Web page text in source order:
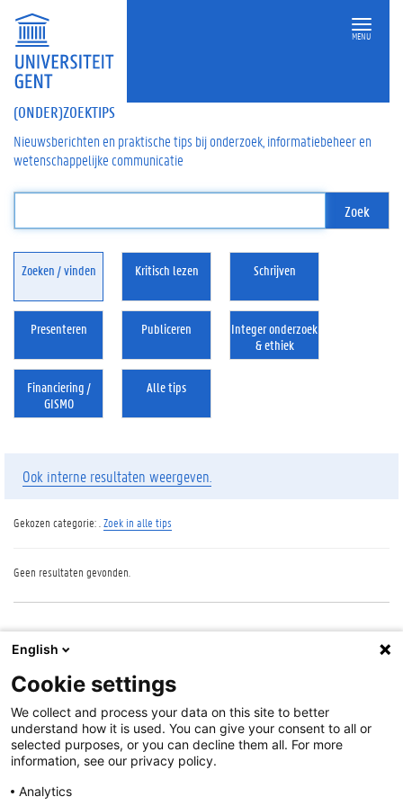
MENU
(ONDER)ZOEKTIPS
Nieuwsberichten en praktische tips bij onderzoek, informatiebeheer en
wetenschappelijke communicatie
Zoeken / vinden Kritisch lezen Schrijven
Presenteren Publiceren
Integer onderzoek
& ethiek
Financiering /
GISMO
Alle tips
Ook interne resultaten weergeven.
Gekozen categorie: Zoek in alle tips
Geen resultaten gevonden.
Over deze site
Disclaimer
Cookies
Toegankelijkheid
English
Cookie settings
We collect and process your data on this site to better
understand how it is used. You can give your consent to all or
selected purposes, or you can decline them all. For more
information, see our privacy policy.
Analytics